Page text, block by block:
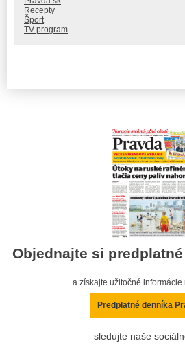
Recepty
Šport
TV program
Objednajte si
a získajte užitočné informácie
Predplatné denníka
sledujte naše